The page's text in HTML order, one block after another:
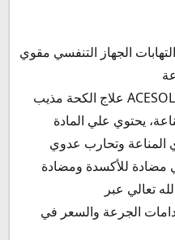
شراب
شراب
شراب
الجهاز التنفسي مقوي
دواء أسيسولف شراب ACESOLV SYRUP علاج الكحة مذيب
يحتوي علي المادة
المناعة وتحارب عدوي
مضادة للأكسدة ومضادة
تعالي عبر
الجرعة والسعر في